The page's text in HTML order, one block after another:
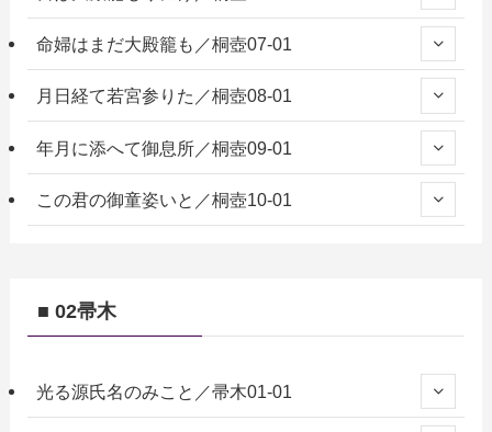
命婦はまだ大殿籠も／桐壺07-01
月日経て若宮参りた／桐壺08-01
年月に添へて御息所／桐壺09-01
この君の御童姿いと／桐壺10-01
■ 02帚木
光る源氏名のみこと／帚木01-01